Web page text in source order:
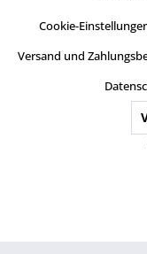
Cookie-
Versand und